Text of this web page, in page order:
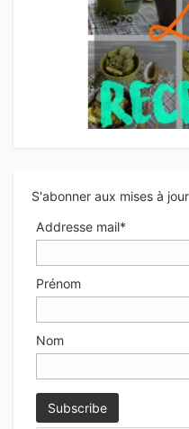
S'abonner aux mises à jour
Addresse mail*
Prénom
Nom